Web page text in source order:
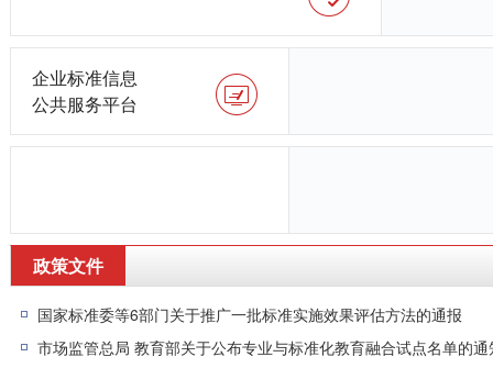
企业标准信息
公共服务平台
政策文件
国家标准委等6部门关于推广一批标准实施效果评估方法的通报
市场监管总局 教育部关于公布专业与标准化教育融合试点名单的通